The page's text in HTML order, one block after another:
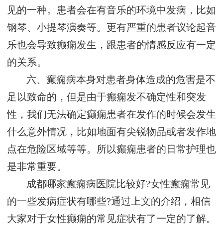
见的一种。患者会在有音乐的环境中发病，比如
钢琴、小提琴演奏等。更有严重的患者议论起音
乐也会导致癫痫发生，跟患者的情感反应有一定
的关系。
六、癫痫病本身对患者身体造成的危害是不
足以致命的，但是由于癫痫发不确定性和突发
性，我们无法确定癫痫患者在发作的时候会发生
什么意外情况，比如地面有尖锐物品或者发作地
点在危险区域等等。所以癫痫患者的日常护理也
是非常重要。
成都哪家癫痫病医院比较好?女性癫痫常见
的一些发病症状有哪些?通过上文的介绍，相信
大家对于女性癫痫的常见症状有了一定的了解。